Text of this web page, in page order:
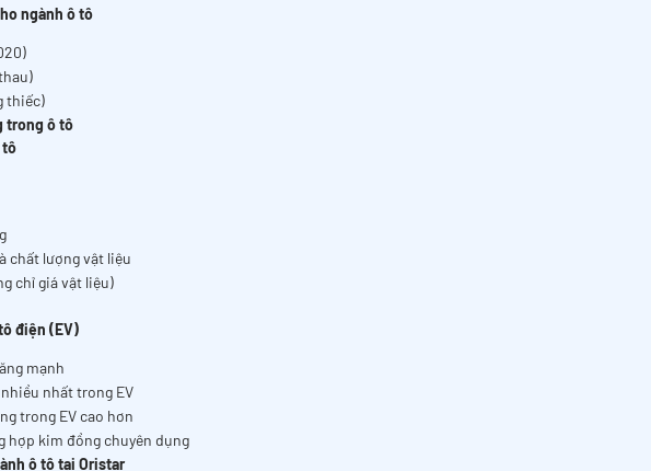
ngành ô tô
thiếc)
trong ô tô
tô
chất lượng vật liệu
chỉ giá vật liệu)
điện (EV)
mạnh
nhất trong EV
trong EV cao hơn
hợp kim đồng chuyên dụng
ô tô tại Oristar